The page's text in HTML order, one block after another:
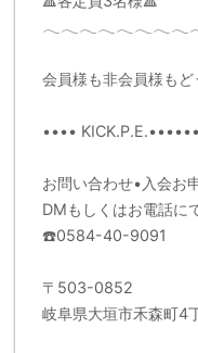
会員様も非会員様も
••••
お問い合わせ•入会お
DMもしくはお電話に
☎️0584-40-9091
〒503-0852
岐阜県大垣市禾森町4